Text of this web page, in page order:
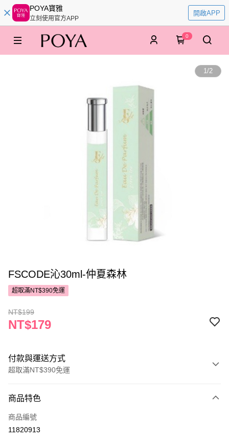
POYA寶雅
立刻使用官方APP
開啟APP
0
1/2
FSCODE沁30ml-仲夏森林
超取滿NT$390免運
NT$199
NT$179
付款與運送方式
超取滿NT$390免運
POYA支付
信用卡一次付款
商品特色
商品編號
11820913